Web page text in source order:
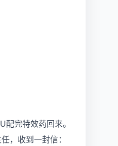
完特效药回来。
，收到一封信：